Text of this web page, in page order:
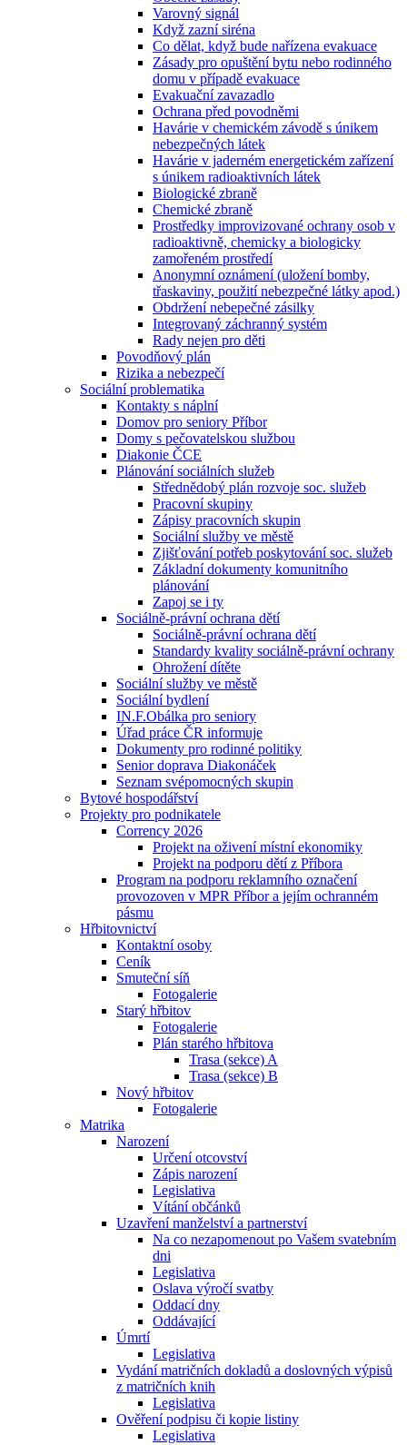
Varovný signál
Když zazní siréna
Co dělat, když bude nařízena evakuace
Zásady pro opuštění bytu nebo rodinného
domu v případě evakuace
Evakuační zavazadlo
Ochrana před povodněmi
Havárie v chemickém závodě s únikem
nebezpečných látek
Havárie v jaderném energetickém zařízení
s únikem radioaktivních látek
Biologické zbraně
Chemické zbraně
Prostředky improvizované ochrany osob v
radioaktivně, chemicky a biologicky
zamořeném prostředí
Anonymní oznámení (uložení bomby,
třaskaviny, použití nebezpečné látky apod.)
Obdržení nebepečné zásilky
Integrovaný záchranný systém
Rady nejen pro děti
Povodňový plán
Rizika a nebezpečí
Sociální problematika
Kontakty s náplní
Domov pro seniory Příbor
Domy s pečovatelskou službou
Diakonie ČCE
Plánování sociálních služeb
Střednědobý plán rozvoje soc. služeb
Pracovní skupiny
Zápisy pracovních skupin
Sociální služby ve městě
Zjišťování potřeb poskytování soc. služeb
Základní dokumenty komunitního
plánování
Zapoj se i ty
Sociálně-právní ochrana dětí
Sociálně-právní ochrana dětí
Standardy kvality sociálně-právní ochrany
Ohrožení dítěte
Sociální služby ve městě
Sociální bydlení
IN.F.Obálka pro seniory
Úřad práce ČR informuje
Dokumenty pro rodinné politiky
Senior doprava Diakonáček
Seznam svépomocných skupin
Bytové hospodářství
Projekty pro podnikatele
Corrency 2026
Projekt na oživení místní ekonomiky
Projekt na podporu dětí z Příbora
Program na podporu reklamního označení
provozoven v MPR Příbor a jejím ochranném
pásmu
Hřbitovnictví
Kontaktní osoby
Ceník
Smuteční síň
Fotogalerie
Starý hřbitov
Fotogalerie
Plán starého hřbitova
Trasa (sekce) A
Trasa (sekce) B
Nový hřbitov
Fotogalerie
Matrika
Narození
Určení otcovství
Zápis narození
Legislativa
Vítání občánků
Uzavření manželství a partnerství
Na co nezapomenout po Vašem svatebním
dni
Legislativa
Oslava výročí svatby
Oddací dny
Oddávající
Úmrtí
Legislativa
Vydání matričních dokladů a doslovných výpisů
z matričních knih
Legislativa
Ověření podpisu či kopie listiny
Legislativa